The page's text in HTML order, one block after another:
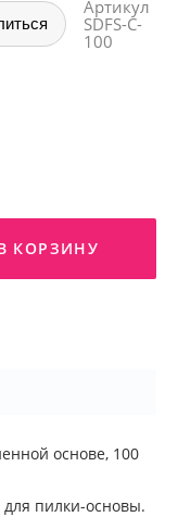
Артикул
SDFS-C-
100
КОРЗИНУ
основе, 100
пилки-основы.